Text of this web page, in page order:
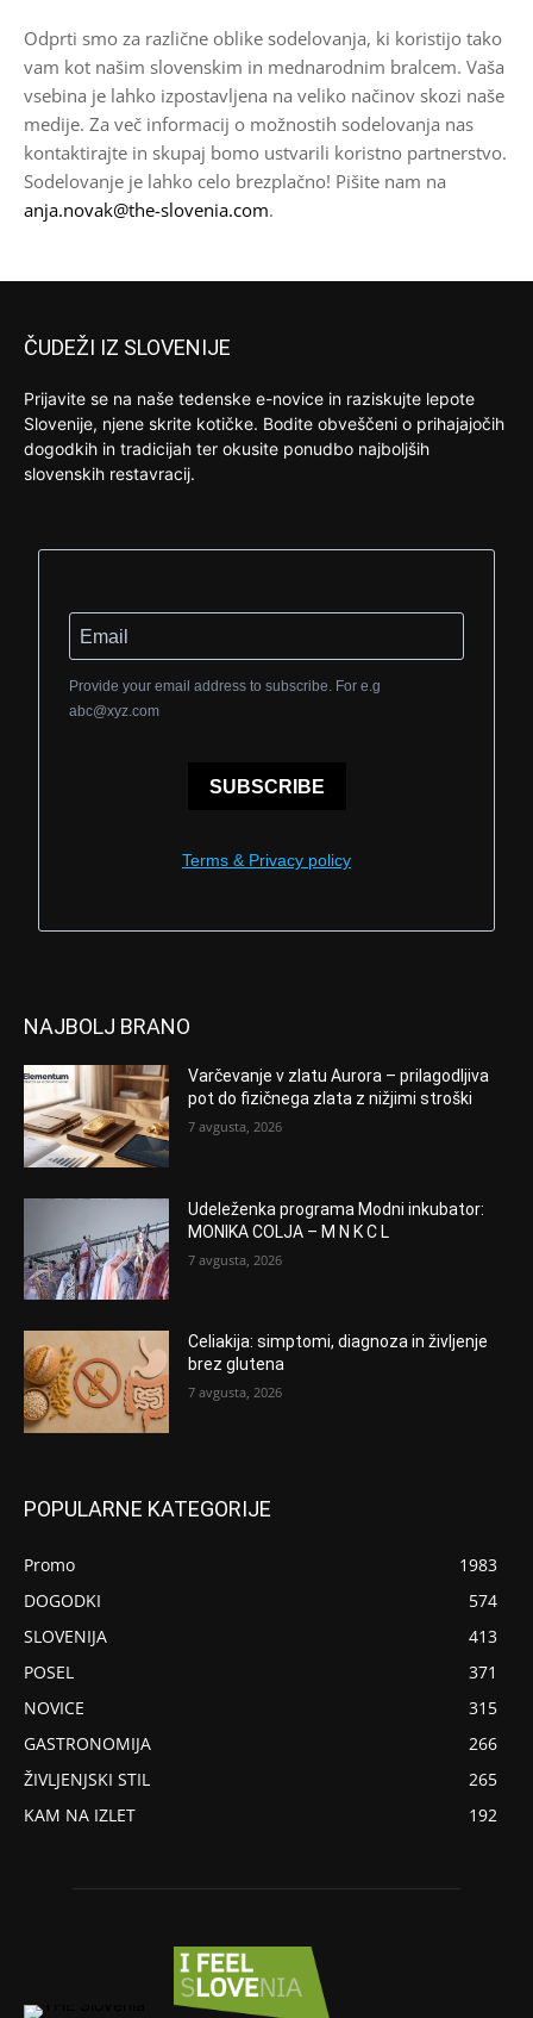
Odprti smo za različne oblike sodelovanja, ki koristijo tako
vam kot našim slovenskim in mednarodnim bralcem. Vaša
vsebina je lahko izpostavljena na veliko načinov skozi naše
medije. Za več informacij o možnostih sodelovanja nas
kontaktirajte in skupaj bomo ustvarili koristno partnerstvo.
Sodelovanje je lahko celo brezplačno! Pišite nam na
anja.novak@the-slovenia.com.
ČUDEŽI IZ SLOVENIJE
Prijavite se na naše tedenske e-novice in raziskujte lepote
Slovenije, njene skrite kotičke. Bodite obveščeni o prihajajočih
dogodkih in tradicijah ter okusite ponudbo najboljših
slovenskih restavracij.
Provide your email address to subscribe. For e.g
abc@xyz.com
SUBSCRIBE
Terms & Privacy policy
NAJBOLJ BRANO
Varčevanje v zlatu Aurora – prilagodljiva
pot do fizičnega zlata z nižjimi stroški
7 avgusta, 2026
Udeleženka programa Modni inkubator:
MONIKA COLJA – M N K C L
7 avgusta, 2026
Celiakija: simptomi, diagnoza in življenje
brez glutena
7 avgusta, 2026
POPULARNE KATEGORIJE
Promo
1983
DOGODKI
574
SLOVENIJA
413
POSEL
371
NOVICE
315
GASTRONOMIJA
266
ŽIVLJENJSKI STIL
265
KAM NA IZLET
192